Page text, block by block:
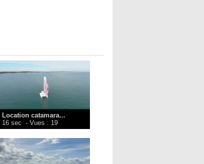
Location catamara...
16 sec - Vues : 19